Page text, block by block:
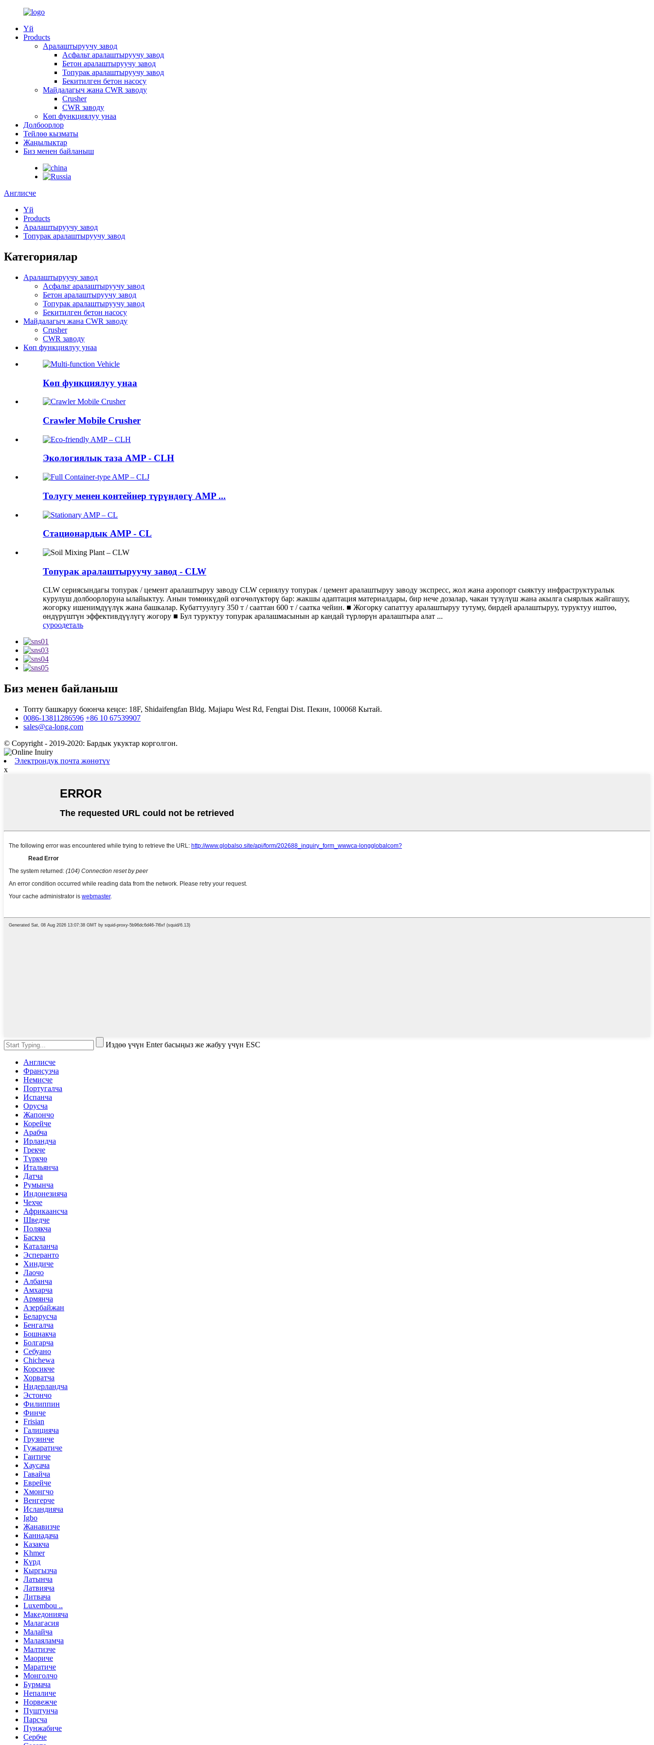
Үй
Products
Аралаштыруучу завод
Асфальт аралаштыруучу завод
Бетон аралаштыруучу завод
Топурак аралаштыруучу завод
Бекитилген бетон насосу
Майдалагыч жана CWR заводу
Crusher
CWR заводу
Көп функциялуу унаа
Долбоорлор
Тейлөө кызматы
Жаңылыктар
Биз менен байланыш
Англисче
Үй
Products
Аралаштыруучу завод
Топурак аралаштыруучу завод
Категориялар
Аралаштыруучу завод
Асфальт аралаштыруучу завод
Бетон аралаштыруучу завод
Топурак аралаштыруучу завод
Бекитилген бетон насосу
Майдалагыч жана CWR заводу
Crusher
CWR заводу
Көп функциялуу унаа
Көп функциялуу унаа
Crawler Mobile Crusher
Экологиялык таза AMP - CLH
Толугу менен контейнер түрүндөгү AMP ...
Стационардык AMP - CL
Топурак аралаштыруучу завод - CLW
CLW сериясындагы топурак / цемент аралаштыруу заводу CLW сериялуу топурак / цемент аралаштыруу заводу экспресс, жол жана аэропорт сыяктуу инфраструктуралык
курулуш долбоорлоруна ылайыктуу. Анын төмөнкүдөй өзгөчөлүктөрү бар: жакшы адаптация материалдары, бир нече дозалар, чакан түзүлүш жана акылга сыярлык жайгашуу,
жогорку ишенимдүүлүк жана башкалар. Кубаттуулугу 350 т / сааттан 600 т / саатка чейин. ■ Жогорку сапаттуу аралаштыруу тутуму, бирдей аралаштыруу, туруктуу иштөө,
өндүрүштүн эффективдүүлүгү жогору ■ Бул туруктуу топурак аралашмасынын ар кандай түрлөрүн аралаштыра алат ...
суроодеталь
Биз менен байланыш
Топту башкаруу боюнча кеңсе: 18F, Shidaifengfan Bldg. Majiapu West Rd, Fengtai Dist. Пекин, 100068 Кытай.
0086-13811286596 +86 10 67539907
sales@ca-long.com
© Copyright - 2019-2020: Бардык укуктар корголгон.
Электрондук почта жөнөтүү
x
Издөө үчүн Enter басыңыз же жабуу үчүн ESC
Англисче
Франсузча
Немисче
Португалча
Испанча
Орусча
Жапончо
Корейче
Арабча
Ирландча
Грекче
Түркчө
Итальянча
Датча
Румынча
Индонезияча
Чехче
Африкаансча
Шведче
Полякча
Баскча
Каталанча
Эсперанто
Хиндиче
Лаочо
Албанча
Амхарча
Армянча
Азербайжан
Беларусча
Бенгалча
Бошнакча
Болгарча
Себуано
Chichewa
Корсикче
Хорватча
Нидерландча
Эстончо
Филиппин
Финче
Frisian
Галицияча
Грузинче
Гужаратиче
Гаитиче
Хаусача
Гавайча
Еврейче
Хмонгчо
Венгерче
Исландияча
Igbo
Жанавизче
Каннадача
Казакча
Khmer
Күрд
Кыргызча
Латынча
Латвияча
Литвача
Luxembou ..
Македонияча
Малагасия
Малайча
Малаяламча
Малтизче
Маориче
Маратиче
Монголчо
Бурмача
Непаличе
Норвежче
Пуштунча
Парсча
Пунжабиче
Сербче